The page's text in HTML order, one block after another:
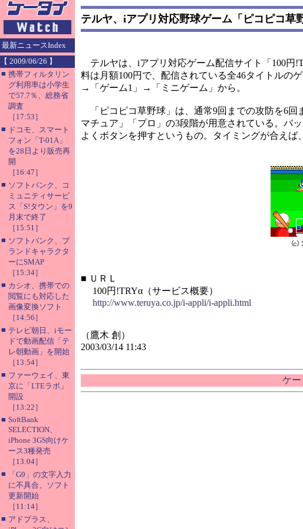
最新ニュースIndex
【 2009/06/26 】
■ 携帯フィルタリン
グ利用率は小学生
で57.7％、総務省
調査
［17:53］
■ ドコモ、スマート
フォン「T-01A」
を28日より販売再
開
［16:47］
■ ソフトバンク、コ
ミュニティサービ
ス「S!タウン」を9
月末で終了
［15:51］
■ ソフトバンク、ブ
ランドキャラクタ
ーにSMAP
［15:34］
■ カシオ、携帯での
閲覧にも対応した
画像変換ソフト
［14:56］
■ テレビ朝日、iモー
ドで動画配信「テ
レ朝動画」を開始
［13:54］
■ ファーウェイ、東
京に「LTEラボ」
開設
［13:22］
■ SoftBank
SELECTION、
iPhone 3GS向けケ
ース3種発売
［13:04］
■
「G9」の文字入力
に不具合、ソフト
更新開始
［11:14］
■ アドプラス、
テルヤ、iアプリ対応野球ゲーム「ピコピコ草
テルヤは、iアプリ対応ゲーム配信サイト「100円
料は月額100円で、配信されている全46タイトルの
→「ゲーム1」→「ミニゲーム」から。
「ピコピコ草野球」は、通常9回までの攻防を6回
マチュア」「プロ」の3段階が用意されている。バ
よくボタンを押すというもの。タイミングが合えば
■ ＵＲＬ
100円!TRYα（サービス概要）
http://www.teruya.co.jp/i-appli/i-appli.html
（鷹木 創）
2003/03/14 11:43
ケー